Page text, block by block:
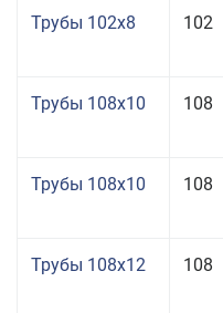
Трубы 102x8 102
Трубы 108x10 108
Трубы 108x10 108
Трубы 108x12 108